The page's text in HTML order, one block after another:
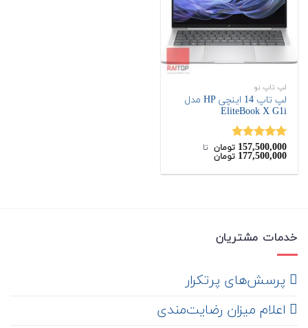
لپ تاپ نو
لپ تاپ 14 اینچی HP مدل
EliteBook X G1i
نمره4.80
از 5
157,500,000 تومان ‌ تا ‌
177,500,000 تومان
خدمات مشتریان
‌ پرسش‌های پرتکرار
اعلام میزان رضایت‌مندی